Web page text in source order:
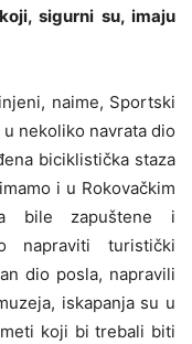
sigurni su, imaju
naime, Sportski
nekoliko navrata dio
biciklistička staza
i u Rokovačkim
bile zapuštene i
napraviti turistički
dio posla, napravili
iskapanja su u
koji bi trebali biti